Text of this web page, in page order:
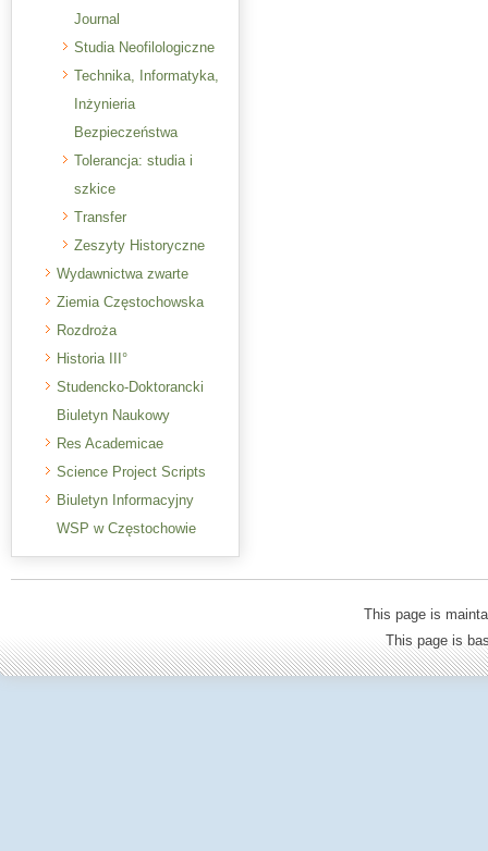
Journal
Studia Neofilologiczne
Technika, Informatyka,
Inżynieria
Bezpieczeństwa
Tolerancja: studia i
szkice
Transfer
Zeszyty Historyczne
Wydawnictwa zwarte
Ziemia Częstochowska
Rozdroża
Historia III°
Studencko-Doktorancki
Biuletyn Naukowy
Res Academicae
Science Project Scripts
Biuletyn Informacyjny
WSP w Częstochowie
This page is
This page is